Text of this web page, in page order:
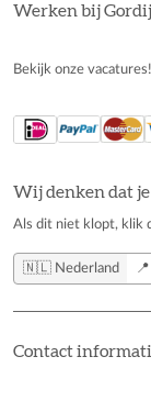
Werken bij
Bekijk onze vacatures!
Wij denken dat
Als dit niet klopt, klik
🇳🇱 Nederland 📍
Contact